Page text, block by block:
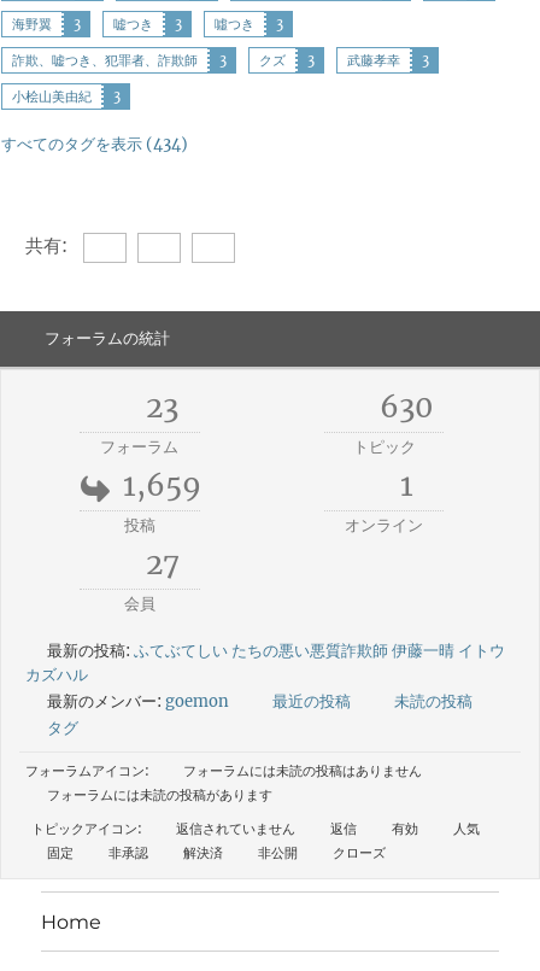
海野翼 3 嘘つき 3 噓つき 3
詐欺、嘘つき、犯罪者、詐欺師 3 クズ 3 武藤孝幸 3
小桧山美由紀 3
すべてのタグを表示 (434)
共有:
フォーラムの統計
23
フォーラム
630
トピック
1,659
投稿
1
オンライン
27
会員
最新の投稿: ふてぶてしい たちの悪い悪質詐欺師 伊藤一晴 イトウ
カズハル
最新のメンバー: goemon 最近の投稿
未読の投稿
タグ
フォーラムアイコン:
フォーラムには未読の投稿はありません
フォーラムには未読の投稿があります
トピックアイコン:
返信されていません 返信 有効
人気
固定
非承認 解決済 非公開 クローズ
Home